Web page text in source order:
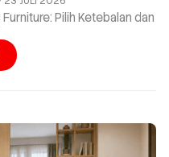
Pilih Ketebalan dan